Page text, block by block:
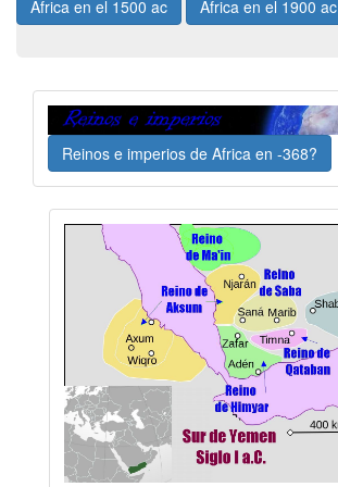
Africa en el 1500 ac Africa en el 1900 ac
Reinos e imperios de Africa en -368?